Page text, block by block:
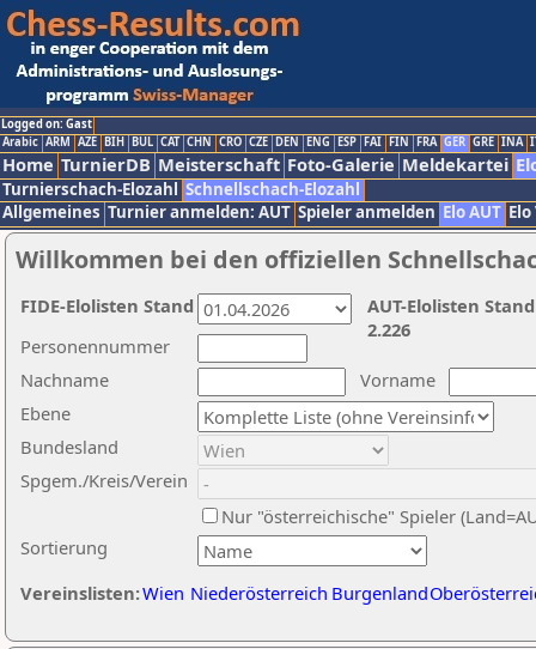
Logged on: Gast
Arabic ARM AZE BIH BUL CAT CHN CRO CZE DEN ENG ESP FAI FIN FRA GER GRE INA
Home TurnierDB Meisterschaft Foto-Galerie Meldekartei
Turnierschach-Elozahl Schnellschach-Elozahl
Allgemeines Turnier anmelden: AUT Spieler anmelden Elo AUT
Willkommen bei den offiziellen
Nachname
Vorname
Ebene
Sortierung
Personennummer
Bundesland
Spgem./Kreis/Verein
Nur "österreichische" Spieler
Vereinslisten:Wien Niederösterreich Burgenland
AUT-Elolisten
2.226
FIDE-Elolisten Stand